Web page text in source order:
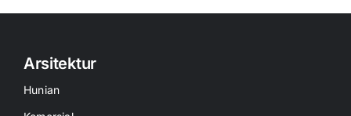
Arsitektur
Hunian